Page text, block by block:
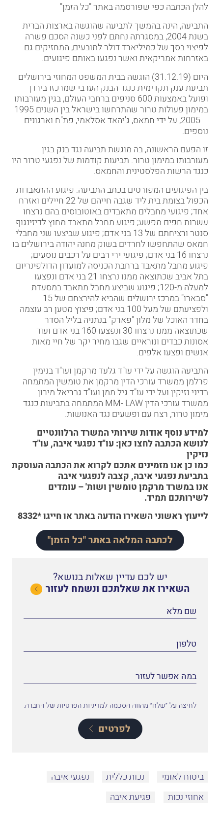
להלן הכתבה כפי שפורסמה באתר "כל הזמן"
התביעה, הינה בהמשך לתביעה שהוגשה בארצות הברית
בשנת 2004, במסגרתה נחתם לפני כשנה הסכם פשרה
לפיצוי בסך של כמיליארד דולר לתובעים, המחזיקים גם
באזרחות אמריקאית ואשר נפגעו באותם פיגועים.
היום (31.12.19) הוגשה בבית המשפט המחוזי בירושלים
תביעתענק תקדימית כנגד הבנק הערבי שמרכזו בירדן
ופועל באמצעות 600 סניפים ברחבי העולם, בגין מעורבותו
במימון פעולות טרור שהתרחשו בישראל בין השנים 1995
– 2005, על ידי חמאס, ג'יהאד אסלאמי, פת"ח וארגונים
נוספים.
זו הפעם הראשונה, בה מוגשת תביעה נגד בנק בגין
מעורבותו במימון טרור. תביעות קודמות של נפגעי טרור היו
כנגד הרשות הפלסטינית והחמאס.
בין הפיגועים המפורטים בכתב התביעה: פיגוע ההתאבדות
הכפול בצומת בית ליד שגבה חייהם של 22 חיילים ואזרח
אחד; פיגועי מחבלים מתאבדים באוטובוסים בהם נרצחו
עשרות חפים מפשע; פיגוע מחבל מתאבד מחוץ לדיזינגוף
סנטר ורציחתם של 13 בני אדם; פיגוע שביצעו שני מחבלי
חמאס שהתחפשו לחרדים בשוק מחנה יהודה בירושלים בו
נרצחו 16 בני אדם; פיגועי ירי רבים על רכבים נוסעים;
פיגוע מחבל מתאבד ברחבת הכניסה למועדון הדולפינריום
בתל אביב שכתוצאה ממנו נרצחו 21 בני אדם ונפצעו
למעלה מ-120; פיגוע שביצע מחבל מתאבד במסעדת
"סבארו" במרכז ירושלים שהביא להירצחם של 15
ולפציעתם של מעל 100 בני אדם; פיצוץ מטען רב עוצמה
בחדר האוכל של מלון "פארק" בנתניה בליל הסדר
שכתוצאה ממנו נרצחו 30 ונפצעו 160 בני אדם ועוד
אסונות כבדים ונוראיים שגבו מחיר יקר של חיי מאות
אנשים ופצעו אלפים.
התביעה הוגשה על ידי עו"דגלעד מרקמןועו"דבנימין
פרלמןממשרד עורכי הדין מרקמן את טומשיןהמתמחה
בדיני נזיקין ועל ידי עו"ד גיל ממן ועו"ד גבריאל מירון
ממשרד עורכי הדין MM- LAW המתמחה בתביעות כנגד
מימון טרור, רצח עם ופשעים נגד האנושות.
למידע נוסף אודות שירותי המשרד הרלוונטיים
לנושא הכתבה לחצו כאן: עו"ד נפגעי איבה, עו"ד
נזיקין
כמו כן אנו מזמינים אתכם לקרוא את הכתבה העוסקת
בתביעת נפגעי איבה, קצבה לנפגעי איבה
אנו במשרד מרקמן טומשין ושות' – עומדים
לשירותכם תמיד.
לייעוץ ראשוניהשאירו הודעה באתראוחייגו *8332
לכתבה המלאה באתר "כל הזמן"
יש לכם עדיין שאלות בנושא?
השאירו את שאלתכם ונשמח לעזור
לחיצה על ״שלח״ מהווה הסכמה למדיניות הפרטיות של החברה.
לפרטים
ביטוח לאומי נכות כללית
נפגעי איבה
אחוזי נכות
פגיעת איבה